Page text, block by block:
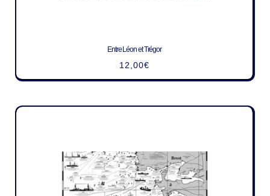
Entre Léon et Trégor
12,00€